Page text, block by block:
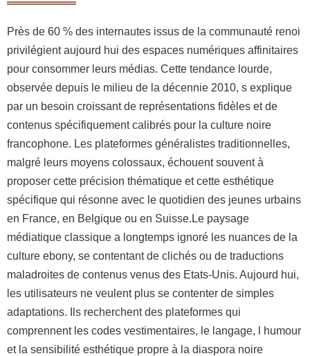
Près de 60 % des internautes issus de la communauté renoi
privilégient aujourd hui des espaces numériques affinitaires
pour consommer leurs médias. Cette tendance lourde,
observée depuis le milieu de la décennie 2010, s explique
par un besoin croissant de représentations fidèles et de
contenus spécifiquement calibrés pour la culture noire
francophone. Les plateformes généralistes traditionnelles,
malgré leurs moyens colossaux, échouent souvent à
proposer cette précision thématique et cette esthétique
spécifique qui résonne avec le quotidien des jeunes urbains
en France, en Belgique ou en Suisse.Le paysage
médiatique classique a longtemps ignoré les nuances de la
culture ebony, se contentant de clichés ou de traductions
maladroites de contenus venus des Etats-Unis. Aujourd hui,
les utilisateurs ne veulent plus se contenter de simples
adaptations. Ils recherchent des plateformes qui
comprennent les codes vestimentaires, le langage, l humour
et la sensibilité esthétique propre à la diaspora noire